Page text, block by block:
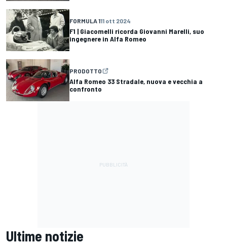
FORMULA 111 ott 2024
F1 | Giacomelli ricorda Giovanni Marelli, suo
ingegnere in Alfa Romeo
PRODOTTO
Alfa Romeo 33 Stradale, nuova e vecchia a
confronto
Ultime notizie